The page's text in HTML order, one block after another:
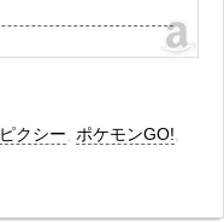
ピクシー ポケモンGO!